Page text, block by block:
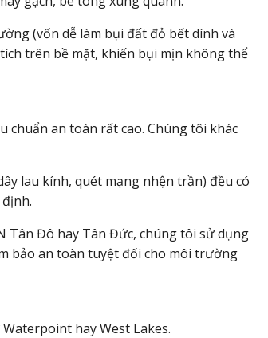
(vốn dễ làm bụi đất đỏ bết dính và
trên bề mặt, khiến bụi mịn không thể
chuẩn an toàn rất cao. Chúng tôi khác
lau kính, quét mạng nhện trần) đều có
Tân Đô hay Tân Đức, chúng tôi sử dụng
bảo an toàn tuyệt đối cho môi trường
hay West Lakes.